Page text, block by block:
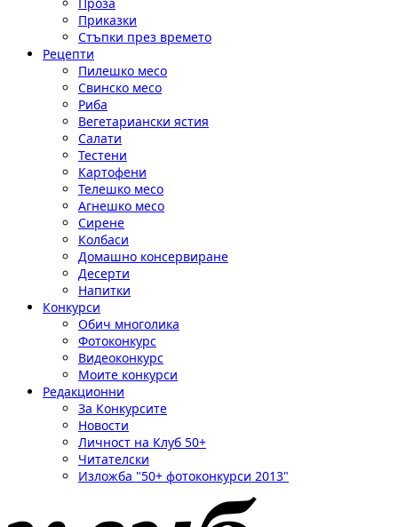
Приказки
Стъпки през времето
Рецепти
Пилешко месо
Свинско месо
Риба
Вегетариански ястия
Салати
Тестени
Картофени
Телешко месо
Агнешко месо
Сирене
Колбаси
Домашно консервиране
Десерти
Напитки
Конкурси
Обич многолика
Фотоконкурс
Видеоконкурс
Моите конкурси
Редакционни
За Конкурсите
Новости
Личност на Клуб 50+
Читателски
Изложба "50+ фотоконкурси 2013"